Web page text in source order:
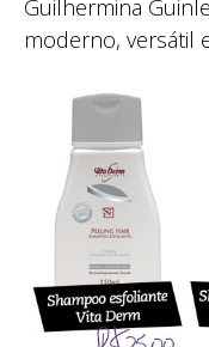
Guilhermina
moderno, versátil